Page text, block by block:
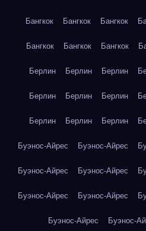
Бангкок Бангкок Бангкок
Бангкок Бангкок Бангкок
Берлин Берлин Берлин
Берлин Берлин Берлин
Берлин Берлин Берлин
Буэнос-Айрес Буэнос-Айрес
Буэнос-Айрес Буэнос-Айрес
Буэнос-Айрес Буэнос-Айрес
Буэнос-Айрес Буэнос-